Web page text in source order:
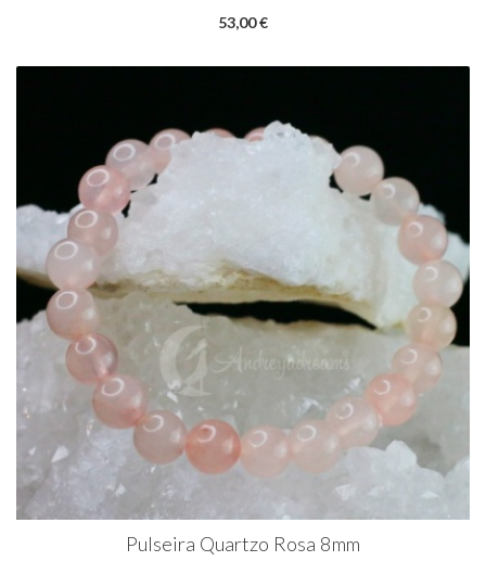
53,00 €
Pulseira Quartzo Rosa 8mm